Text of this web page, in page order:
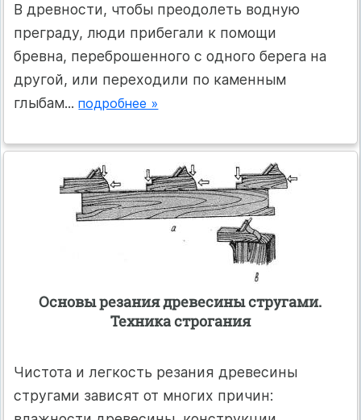
В древности, чтобы преодолеть водную
преграду, люди прибегали к помощи
бревна, переброшенного с одного берега на
другой, или переходили по каменным
глыбам...подробнее »
Основы резания древесины стругами.
Техника строгания
Чистота и легкость резания древесины
стругами зависят от многих причин: